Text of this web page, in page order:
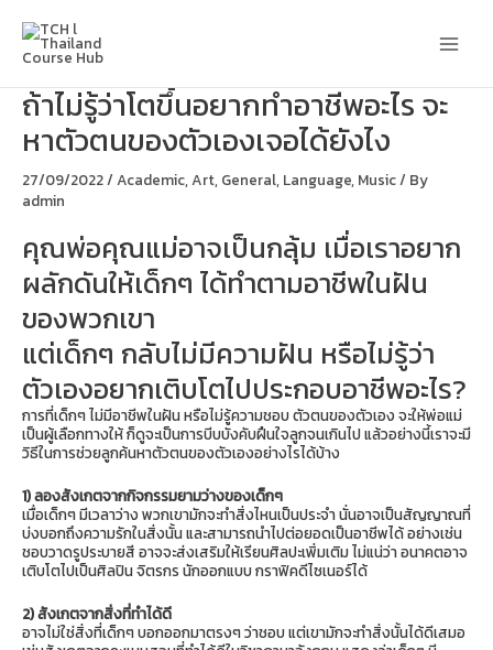
content
ถ้าไม่รู้ว่าโตขึ้นอยากทำอาชีพอะไร จะ
หาตัวตนของตัวเองเจอได้ยังไง
27/09/2022/Academic,Art, General, Language, Music/ By
admin
คุณพ่อคุณแม่อาจเป็นกลุ้ม เมื่อเราอยาก
ผลักดันให้เด็กๆ ได้ทำตามอาชีพในฝัน
ของพวกเขา
แต่เด็กๆ กลับไม่มีความฝัน หรือไม่รู้ว่า
ตัวเองอยากเติบโตไปประกอบอาชีพอะไร?
การที่เด็กๆ ไม่มีอาชีพในฝัน หรือไม่รู้ความชอบ ตัวตนของตัวเอง จะให้พ่อแม่
เป็นผู้เลือกทางให้ ก็ดูจะเป็นการบีบบังคับฝืนใจลูกจนเกินไป แล้วอย่างนี้เราจะมี
วิธีในการช่วยลูกค้นหาตัวตนของตัวเองอย่างไรได้บ้าง
1) ลองสังเกตจากกิจกรรมยามว่างของเด็กๆ
เมื่อเด็กๆ มีเวลาว่าง พวกเขามักจะทำสิ่งไหนเป็นประจำ นั่นอาจเป็นสัญญาณที่
บ่งบอกถึงความรักในสิ่งนั้น และสามารถนำไปต่อยอดเป็นอาชีพได้ อย่างเช่น
ชอบวาดรูประบายสี อาจจะส่งเสริมให้เรียนศิลปะเพิ่มเติม ไม่แน่ว่า อนาคตอาจ
เติบโตไปเป็นศิลปิน จิตรกร นักออกแบบ กราฟิคดีไซเนอร์ได้
2) สังเกตจากสิ่งที่ทำได้ดี
อาจไม่ใช่สิ่งที่เด็กๆ บอกออกมาตรงๆ ว่าชอบ แต่เขามักจะทำสิ่งนั้นได้ดีเสมอ